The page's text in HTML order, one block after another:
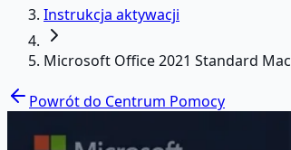
Instrukcja aktywacji
Microsoft Office 2021 Standard Mac
Powrót do Centrum Pomocy